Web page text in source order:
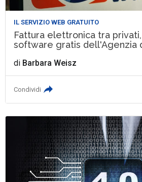
IL SERVIZIO WEB GRATUITO
Fattura elettronica tra
software gratis dell'Agenzia
di Barbara Weisz
Condividi